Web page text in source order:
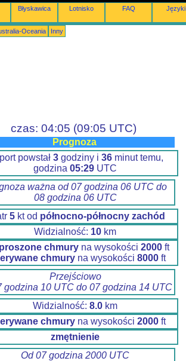
Błyskawica Lotnisko FAQ Języki
Oceania Inny
czas: 04:05 (09:05 UTC)
Prognoza
powstał 3 godziny i 36 minut temu,
godzina 05:29 UTC
ważna od 07 godzina 06 UTC do
08 godzina 06 UTC
5 kt od północno-północny zachód
Widzialność: 10 km
chmury na wysokości 2000 ft
chmuryna wysokości 8000ft
Przejściowo
godzina 10 UTC do 07 godzina 14 UTC
Widzialność: 8.0 km
chmuryna wysokości 2000ft
zmętnienie
Od 07 godzina 2000 UTC